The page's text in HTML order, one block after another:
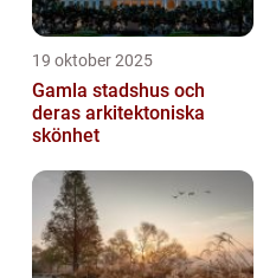
19 oktober 2025
Gamla stadshus och
deras arkitektoniska
skönhet